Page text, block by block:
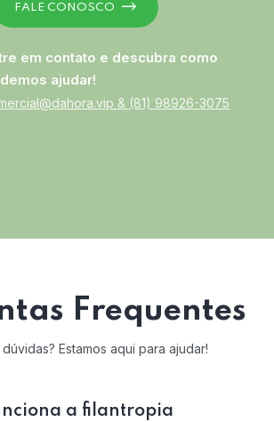
FALE CONOSCO
em contato e descubra como
ajudar!
& (81) 98926-3075
Frequentes
Estamos aqui para ajudar!
a filantropia